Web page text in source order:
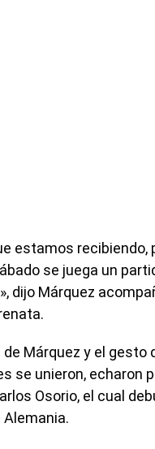
estamos recibiendo,
se juega un
Márquez
Márquez y el gesto
se unieron, echaron
Osorio, el cual